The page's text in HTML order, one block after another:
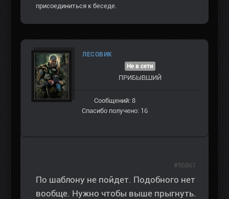
присоединиться к беседе.
ЛЕСОВИК
Не в сети
ПРИБЫВШИЙ
Сообщений: 8
Спасибо получено: 16
По шаблону не пойдет. Подобного нет
вообще. Нужно чтобы выше прыгнуть.
#56861